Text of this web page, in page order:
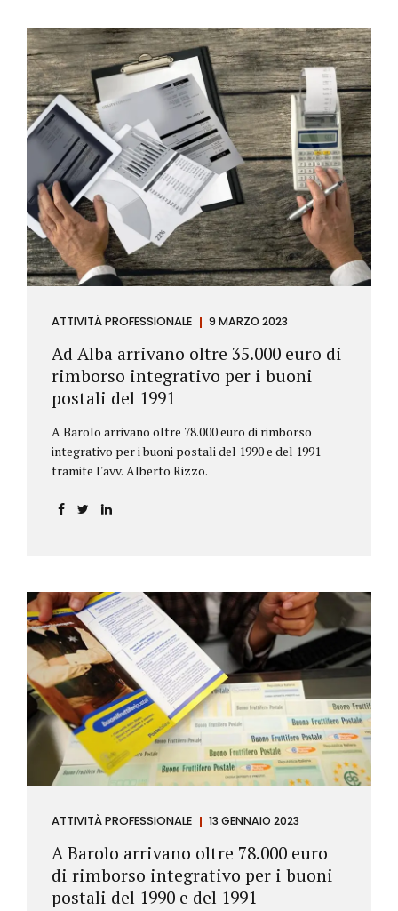
ATTIVITÀ PROFESSIONALE 9 MARZO 2023
Ad Alba arrivano oltre 35.000 euro di
rimborso integrativo per i buoni
postali del 1991
A Barolo arrivano oltre 78.000 euro di rimborso
integrativo per i buoni postali del 1990 e del 1991
tramite l'avv. Alberto Rizzo.
ATTIVITÀ PROFESSIONALE 13 GENNAIO 2023
A Barolo arrivano oltre 78.000 euro
di rimborso integrativo per i buoni
postali del 1990 e del 1991